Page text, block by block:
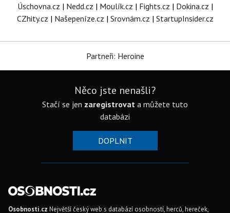
Úschovna.cz | Nedd.cz | Moulík.cz | Fights.cz | Dokina.cz |
CZhity.cz | Našepeníze.cz | Srovnám.cz | StartupInsider.cz
Partneři: Heroine
Něco jste nenašli?
Stačí se jen zaregistrovat a můžete tuto
databázi
DOPLNIT
Osobnosti.cz Největší český web s databází osobností, herců, hereček,